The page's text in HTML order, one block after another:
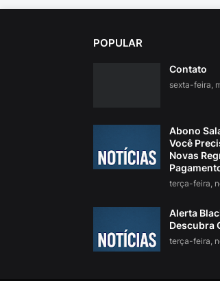
POPULAR
Contato
sexta-feira,
Abono
Você
Novas
terça-feira,
Alerta
Descubra
terça-feira,